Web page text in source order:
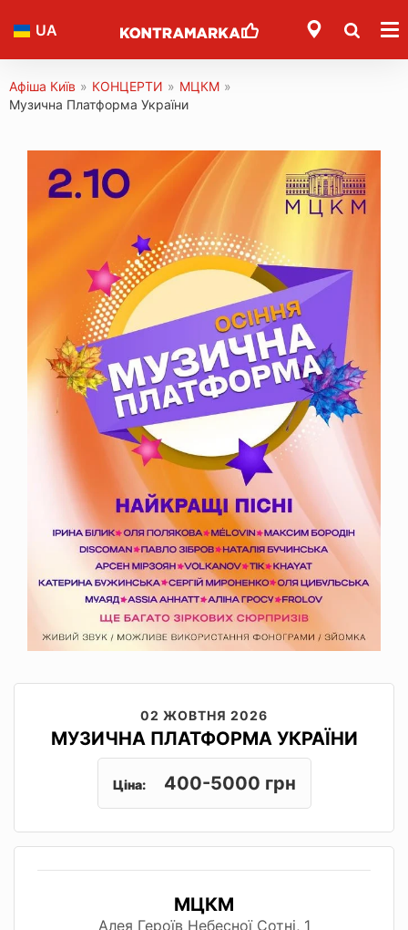
UA
Афіша Київ » КОНЦЕРТИ » МЦКМ »
Музична Платформа України
02 ЖОВТНЯ 2026
МУЗИЧНА ПЛАТФОРМА УКРАЇНИ
Ціна: 400-5000 грн
МЦКМ
Алея Героїв Небесної Сотні, 1